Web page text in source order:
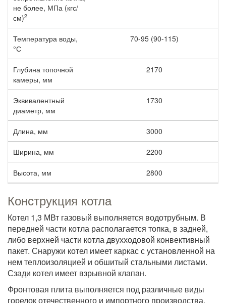
не более, МПа (кгс/
см)2
Температура воды,
°С
70-95 (90-115)
Глубина топочной
камеры, мм
2170
Эквивалентный
диаметр, мм
1730
Длина, мм 3000
Ширина, мм 2200
Высота, мм 2800
Конструкция котла
Котел 1,3 МВт газовый выполняется водотрубным. В
передней части котла располагается топка, в задней,
либо верхней части котла двухходовой конвективный
пакет. Снаружи котел имеет каркас с установленной на
нем теплоизоляцией и обшитый стальными листами.
Сзади котел имеет взрывной клапан.
Фронтовая плита выполняется под различные виды
горелок отечественного и импортного производства.